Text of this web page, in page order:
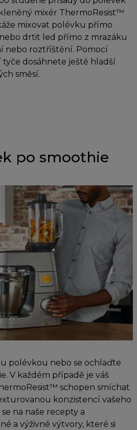
mixér ThermoResist™
mixovat polévku přímo
drtit led přímo z mrazáku
nebo roztříštění. Pomocí
tyče dosáhnete ještě hladší
směsí.
po smoothie
polévkou nebo se ochlaďte
V každém případě je váš
schopen smíchat
konzistencí vašeho
na naše recepty a
a výživné výtvory, které si